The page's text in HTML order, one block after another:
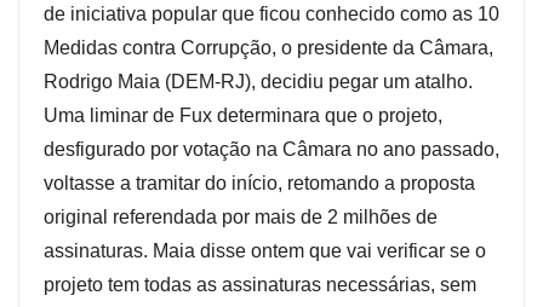
de iniciativa popular que ficou conhecido como as 10
Medidas contra Corrupção, o presidente da Câmara,
Rodrigo Maia (DEM-RJ), decidiu pegar um atalho.
Uma liminar de Fux determinara que o projeto,
desfigurado por votação na Câmara no ano passado,
voltasse a tramitar do início, retomando a proposta
original referendada por mais de 2 milhões de
assinaturas. Maia disse ontem que vai verificar se o
projeto tem todas as assinaturas necessárias, sem